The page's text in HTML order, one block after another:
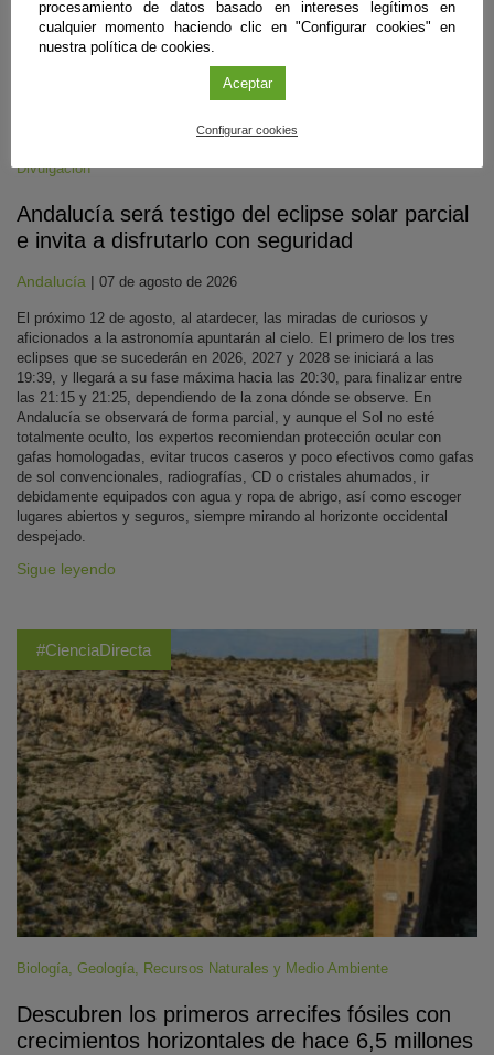
Divulgación
Andalucía será testigo del eclipse solar parcial
e invita a disfrutarlo con seguridad
Andalucía | 07 de agosto de 2026
El próximo 12 de agosto, al atardecer, las miradas de curiosos y
aficionados a la astronomía apuntarán al cielo. El primero de los tres
eclipses que se sucederán en 2026, 2027 y 2028 se iniciará a las
19:39, y llegará a su fase máxima hacia las 20:30, para finalizar entre
las 21:15 y 21:25, dependiendo de la zona dónde se observe. En
Andalucía se observará de forma parcial, y aunque el Sol no esté
totalmente oculto, los expertos recomiendan protección ocular con
gafas homologadas, evitar trucos caseros y poco efectivos como gafas
de sol convencionales, radiografías, CD o cristales ahumados, ir
debidamente equipados con agua y ropa de abrigo, así como escoger
lugares abiertos y seguros, siempre mirando al horizonte occidental
despejado.
Sigue leyendo
#CienciaDirecta
Biología Geología Recursos Naturales y Medio Ambiente
Descubren los primeros arrecifes fósiles con
crecimientos horizontales de hace 6,5 millones
procesamiento de datos basado en intereses legítimos en
cualquier momento haciendo clic en "Configurar cookies" en
nuestra política de cookies.
Aceptar
Configurar cookies